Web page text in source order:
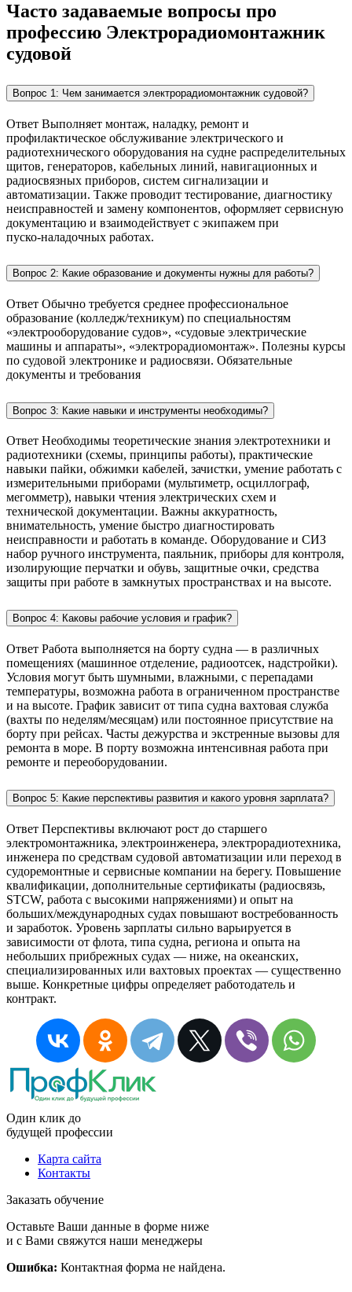
Часто задаваемые вопросы про
профессию Электрорадиомонтажник
судовой
Вопрос 1: Чем занимается электрорадиомонтажник судовой?
Ответ Выполняет монтаж, наладку, ремонт и
профилактическое обслуживание электрического и
радиотехнического оборудования на судне распределительных
щитов, генераторов, кабельных линий, навигационных и
радиосвязных приборов, систем сигнализации и
автоматизации. Также проводит тестирование, диагностику
неисправностей и замену компонентов, оформляет сервисную
документацию и взаимодействует с экипажем при
пуско‑наладочных работах.
Вопрос 2: Какие образование и документы нужны для работы?
Ответ Обычно требуется среднее профессиональное
образование (колледж/техникум) по специальностям
«электрооборудование судов», «судовые электрические
машины и аппараты», «электрорадиомонтаж». Полезны курсы
по судовой электронике и радиосвязи. Обязательные
документы и требования
Вопрос 3: Какие навыки и инструменты необходимы?
Ответ Необходимы теоретические знания электротехники и
радиотехники (схемы, принципы работы), практические
навыки пайки, обжимки кабелей, зачистки, умение работать с
измерительными приборами (мультиметр, осциллограф,
мегомметр), навыки чтения электрических схем и
технической документации. Важны аккуратность,
внимательность, умение быстро диагностировать
неисправности и работать в команде. Оборудование и СИЗ
набор ручного инструмента, паяльник, приборы для контроля,
изолирующие перчатки и обувь, защитные очки, средства
защиты при работе в замкнутых пространствах и на высоте.
Вопрос 4: Каковы рабочие условия и график?
Ответ Работа выполняется на борту судна — в различных
помещениях (машинное отделение, радиоотсек, надстройки).
Условия могут быть шумными, влажными, с перепадами
температуры, возможна работа в ограниченном пространстве
и на высоте. График зависит от типа судна вахтовая служба
(вахты по неделям/месяцам) или постоянное присутствие на
борту при рейсах. Часты дежурства и экстренные вызовы для
ремонта в море. В порту возможна интенсивная работа при
ремонте и переоборудовании.
Вопрос 5: Какие перспективы развития и какого уровня зарплата?
Ответ Перспективы включают рост до старшего
электромонтажника, электроинженера, электрорадиотехника,
инженера по средствам судовой автоматизации или переход в
судоремонтные и сервисные компании на берегу. Повышение
квалификации, дополнительные сертификаты (радиосвязь,
STCW, работа с высокими напряжениями) и опыт на
больших/международных судах повышают востребованность
и заработок. Уровень зарплаты сильно варьируется в
зависимости от флота, типа судна, региона и опыта на
небольших прибрежных судах — ниже, на океанских,
специализированных или вахтовых проектах — существенно
выше. Конкретные цифры определяет работодатель и
контракт.
Один клик до
будущей профессии
Карта сайта
Контакты
Заказать обучение
Оставьте Ваши данные в форме ниже
и с Вами свяжутся наши менеджеры
Ошибка: Контактная форма не найдена.